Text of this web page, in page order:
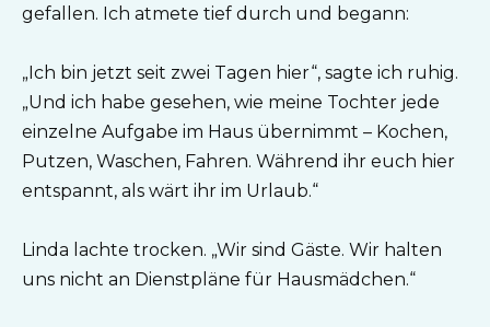
gefallen. Ich atmete tief durch und begann:
„Ich bin jetzt seit zwei Tagen hier“, sagte ich ruhig.
„Und ich habe gesehen, wie meine Tochter jede
einzelne Aufgabe im Haus übernimmt – Kochen,
Putzen, Waschen, Fahren. Während ihr euch hier
entspannt, als wärt ihr im Urlaub.“
Linda lachte trocken. „Wir sind Gäste. Wir halten
uns nicht an Dienstpläne für Hausmädchen.“